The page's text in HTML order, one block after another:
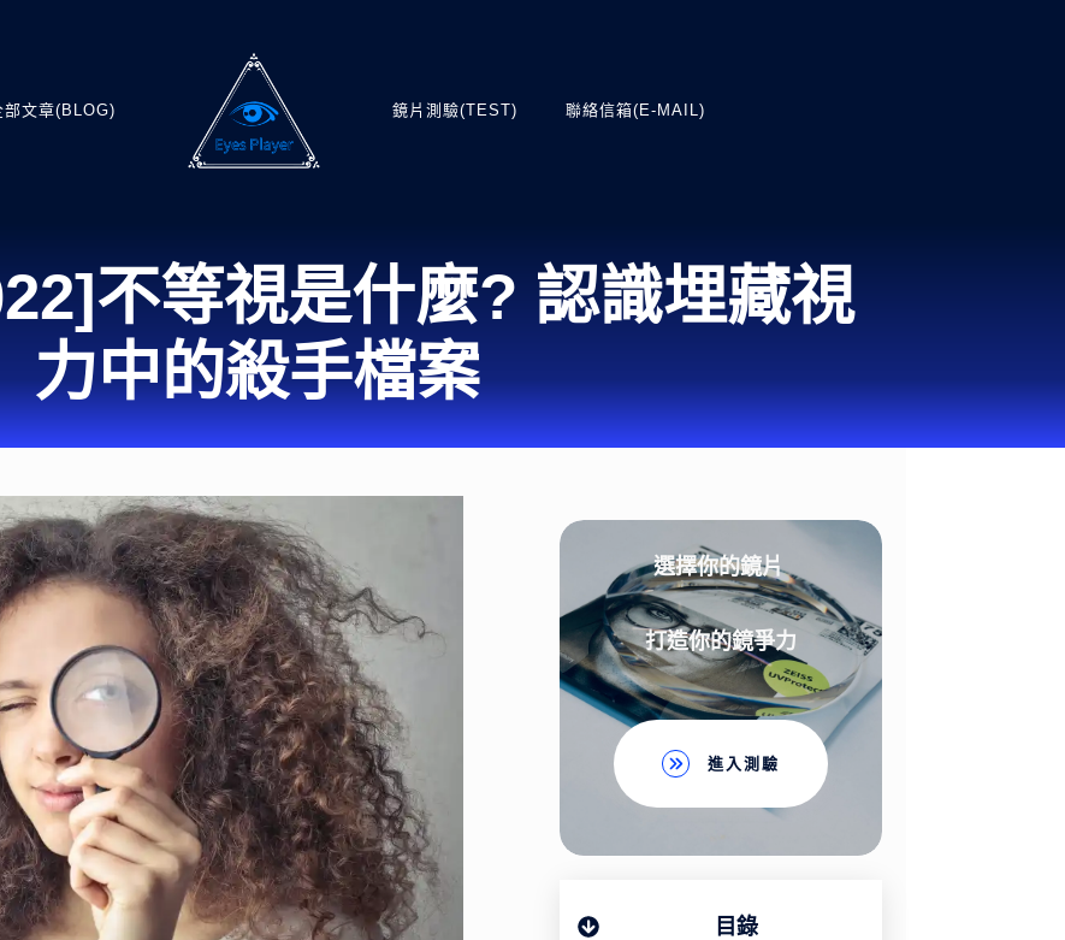
部文章(BLOG) 鏡片測驗(TEST) 聯絡信箱(E-MAIL)
不等視是什麼? 認識埋藏視
力中的殺手檔案
選擇你的鏡片
打造你的鏡爭力
進入測驗
目錄